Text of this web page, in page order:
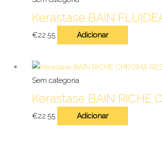
Kerastase BAIN
€22.55 Adicionar
Sem categoria
Kerastase BAIN RICHE
€22.55 Adicionar